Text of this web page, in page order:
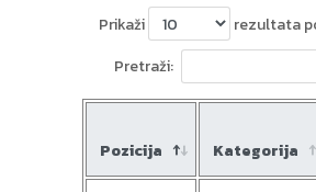
Prikaži
rezultata
Pretraži:
Pozicija Kategorija